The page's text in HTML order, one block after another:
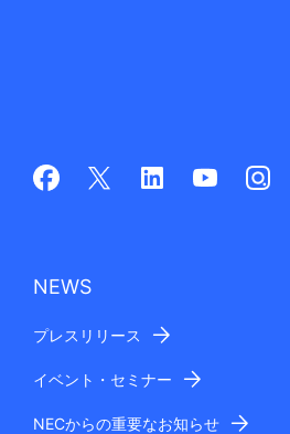
NEWS
プレスリリース
イベント・セミナー
NECからの重要なお知らせ